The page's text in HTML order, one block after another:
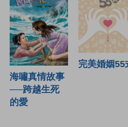
海嘯真情故事
──跨越生死
的愛
完美婚姻55